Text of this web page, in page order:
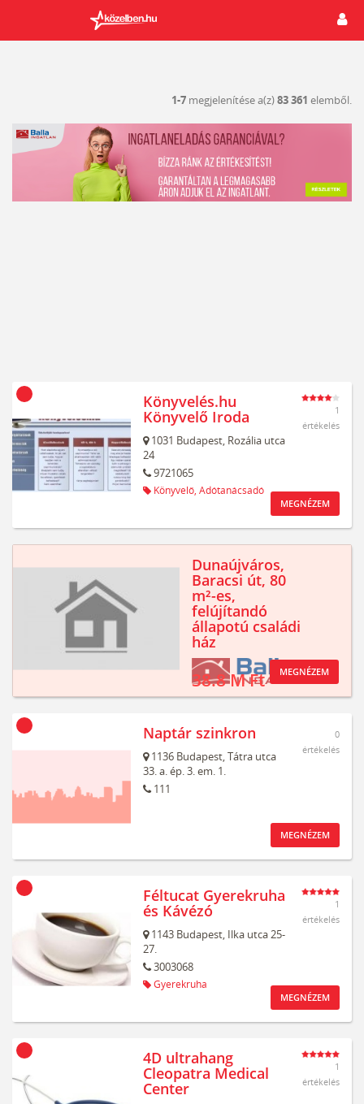
1-7 megjelenítése a(z)83 361 elemből.
Könyvelés.hu
Könyvelő Iroda
1031 Budapest, Rozália utca
24
9721065
Könyvelő, Adótanácsadó
1
értékelés
MEGNÉZEM
Dunaújváros,
Baracsi út, 80
m²-es,
felújítandó
állapotú családi
ház
38.8 M Ft MEGNÉZEM
Naptár szinkron
1136 Budapest,Tátra utca
33. a. ép. 3. em. 1.
111
0
értékelés
MEGNÉZEM
Féltucat Gyerekruha
és Kávézó
1143 Budapest, Ilka utca 25-
27.
3003068
Gyerekruha
1
értékelés
MEGNÉZEM
4D ultrahang
Cleopatra Medical
Center
1
értékelés